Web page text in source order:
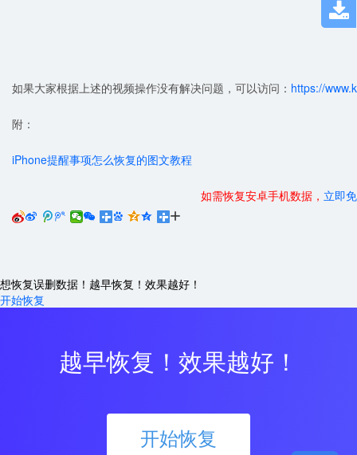
如果大家根据上述的视频操作没有解决问题，可以访问： https://
附：
iPhone提醒事项怎么恢复的图文教程
如需恢复安卓手机数据， 立即
     
想恢复误删数据！越早恢复！效果越好！
开始恢复
越早恢复！效果越好！
开始恢复
